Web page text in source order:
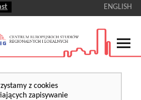
ENGLISH
z cookies
zapisywanie